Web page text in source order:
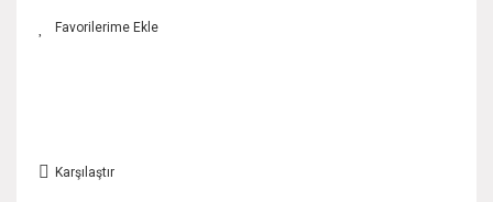
Karşılaştır